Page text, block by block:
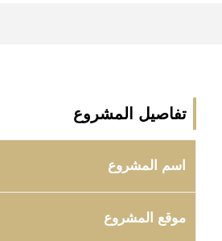
تفاصيل المشروع
اسم المشروع
موقع المشروع